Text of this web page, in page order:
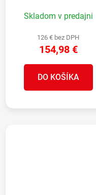
zväčšovanie dier, kotúč,
professional
Skladom v predajni
126 € bez DPH
154,98 €
DO KOŠÍKA